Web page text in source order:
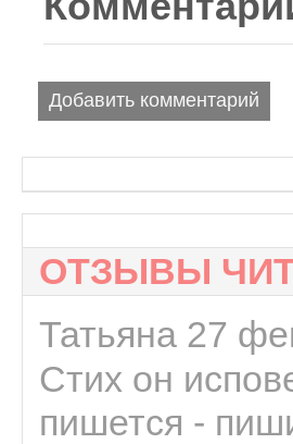
Добавить комментарий
ОТЗЫВЫ
Татьяна 27
Стих он
пишется -